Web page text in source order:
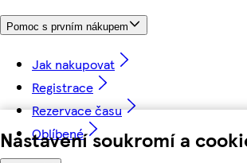
Nastavení soukromí a
Pomoc s prvním nákupem
Jak nakupovat
Registrace
Rezervace času
Oblíbené